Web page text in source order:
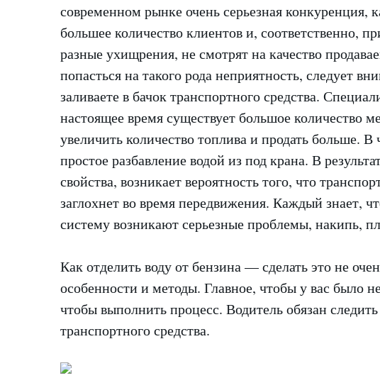
современном рынке очень серьезная конкуренция,
большее количество клиентов и, соответственно,
разные ухищрения, не смотрят на качество
попасться на такого рода неприятность, следует
заливаете в бачок транспортного средства.
настоящее время существует большое количество
увеличить количество топлива и продать больше. В
простое разбавление водой из под крана. В
свойства, возникает вероятность того, что
заглохнет во время передвижения. Каждый знает,
систему возникают серьезные проблемы, накипь,
Как отделить воду от бензина — сделать это не
особенности и методы. Главное, чтобы у вас было
чтобы выполнить процесс. Водитель обязан
транспортного средства.